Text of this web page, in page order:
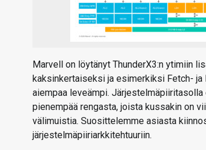
Marvell on löytänyt ThunderX3:n ytimiin
kaksinkertaiseksi ja esimerkiksi Fetch-
aiempaa leveämpi.
pienempää rengasta, joista kussakin on
välimuistia. Suosittelemme asiasta
järjestelmäpiiriarkkitehtuuriin.